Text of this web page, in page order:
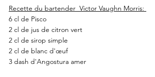
Recette du bartender  Victor Vaughn Morris:
6 cl de Pisco
2 cl de jus de citron vert
2 cl de sirop simple
2 cl de blanc d'œuf
3 dash d'Angostura amer